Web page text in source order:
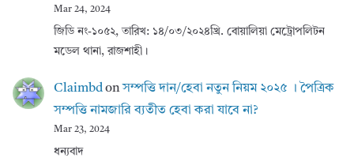
Mar 24, 2024
জিডি নং-১০৫২, তারিখ: ১৪/০৩/২০২৪খ্রি. বোয়ালিয়া মেট্রোপলিটন
মডেল থানা, রাজশাহী।
Claimbdonসম্পত্তি দান/হেবা নতুন নিয়ম ২০২৫ । পৈত্রিক
সম্পত্তি নামজারি ব্যতীত হেবা করা যাবে না?
Mar 23, 2024
ধন্যবাদ